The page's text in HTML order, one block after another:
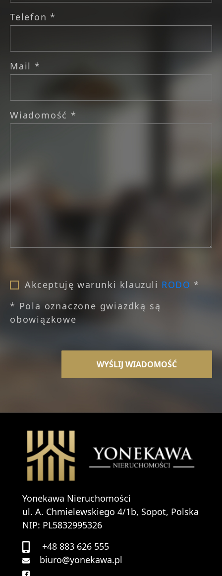
Telefon *
Mail *
Wiadomość *
Akceptuję warunki klauzuli RODO *
* Pola oznaczone gwiazdką są
obowiązkowe
Yonekawa Nieruchomości
ul. A. Chmielewskiego 4/1b, Sopot, Polska
NIP: PL5832995326
+48 883 626 555
biuro@yonekawa.pl